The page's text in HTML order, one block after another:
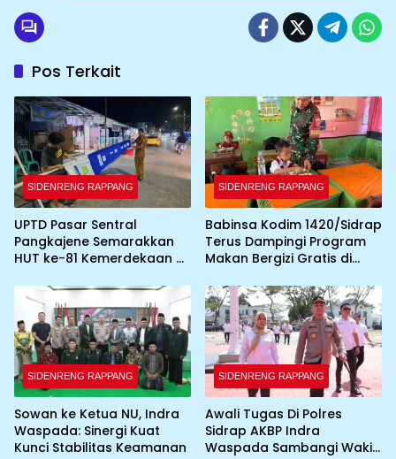
Pos Terkait
SIDENRENG RAPPANG
UPTD Pasar Sentral
Pangkajene Semarakkan
HUT ke-81 Kemerdekaan RI
Umbul-Umbul dan
Dekorasi Merah Putih
SIDENRENG RAPPANG
Babinsa Kodim 1420/Sidrap
Terus Dampingi Program
Makan Bergizi Gratis di
SIDENRENG RAPPANG
Sowan ke Ketua NU, Indra
Waspada: Sinergi Kuat
Kunci Stabilitas Keamanan
SIDENRENG RAPPANG
Awali Tugas Di Polres
Sidrap AKBP Indra
Waspada Sambangi Wakil